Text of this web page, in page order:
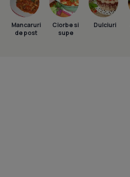
Mancaruri
de post
Ciorbe si
supe
Dulciuri